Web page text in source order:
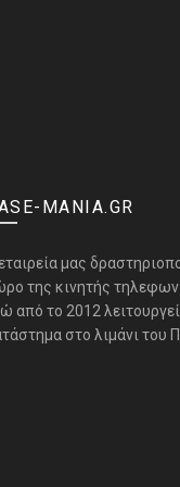
MANIA.GR
μας
της κινητής
από το 2012
στο λιμάνι του